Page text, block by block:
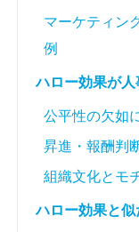
マーケティン
例
ハロー効果が
公平性の欠如
昇進・報酬判
組織文化とモ
ハロー効果と